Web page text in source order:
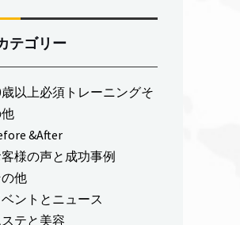
テゴリー
歳以上必須トレーニングそ
&After
様の声と成功事例
他
ントとニュース
テと美容